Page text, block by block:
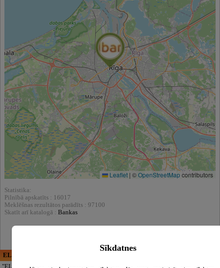
Leaflet | ©OpenStreetMapcontributors
Statistika:
Pilnībā apskatīts : 16017
Meklēšnas rezultātos parādīts : 97100
Skatīt arī katalogā : Bankas
ELECTRIC ENERGY
"ELECTRIC
Sīkdatnes